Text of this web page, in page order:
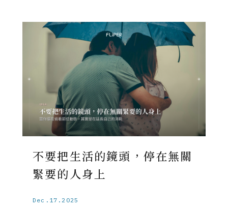
不要把生活的鏡頭，停在無關
緊要的人身上
Dec.17.2025